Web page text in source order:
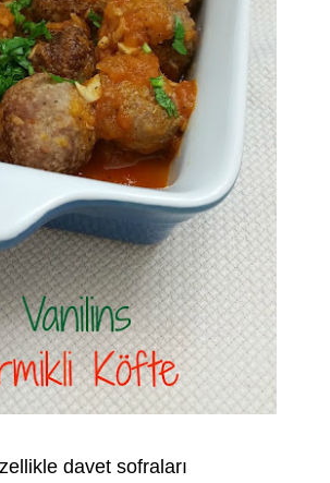
davet sofraları